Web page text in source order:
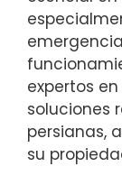
expertos
soluciones
persianas,
su